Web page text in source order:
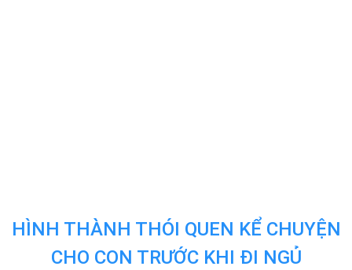
HÌNH THÀNH THÓI QUEN KỂ CHUYỆN
CHO CON TRƯỚC KHI ĐI NGỦ